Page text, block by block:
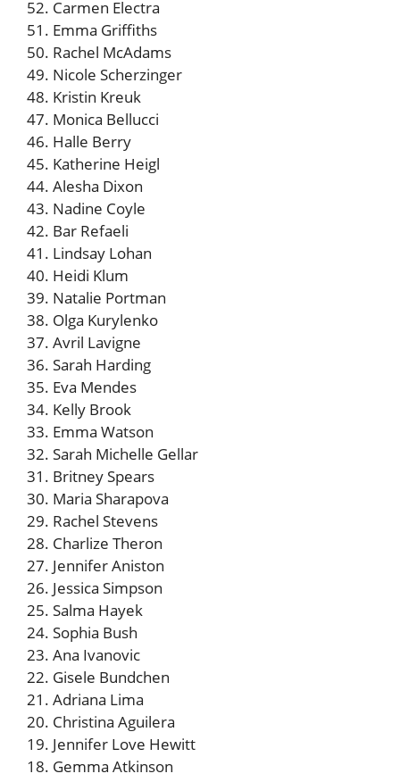
52. Carmen Electra
51. Emma Griffiths
50. Rachel McAdams
49. Nicole Scherzinger
48. Kristin Kreuk
47. Monica Bellucci
46. Halle Berry
45. Katherine Heigl
44. Alesha Dixon
43. Nadine Coyle
42. Bar Refaeli
41. Lindsay Lohan
40. Heidi Klum
39. Natalie Portman
38. Olga Kurylenko
37. Avril Lavigne
36. Sarah Harding
35. Eva Mendes
34. Kelly Brook
33. Emma Watson
32. Sarah Michelle Gellar
31. Britney Spears
30. Maria Sharapova
29. Rachel Stevens
28. Charlize Theron
27. Jennifer Aniston
26. Jessica Simpson
25. Salma Hayek
24. Sophia Bush
23. Ana Ivanovic
22. Gisele Bundchen
21. Adriana Lima
20. Christina Aguilera
19. Jennifer Love Hewitt
18. Gemma Atkinson